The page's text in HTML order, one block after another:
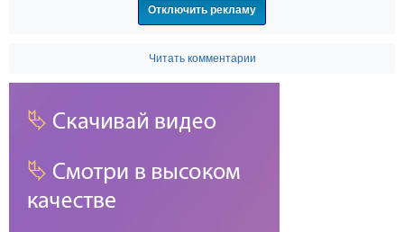
Отключить рекламу
Читать комментарии